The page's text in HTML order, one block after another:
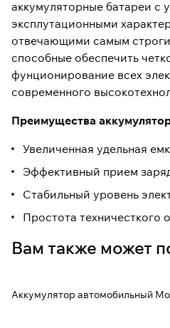
аккумуляторные батареи с
эксплутационными
отвечающими самым
способные обеспечить
фунционирование всех
современного
Преимущества
Увеличенная удельная
Эффективный прием
Стабильный уровень
Простота техничесткого
Вам также может
Аккумулятор автомобильный